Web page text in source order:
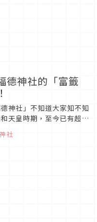
德神社的「富籤
神社」不知道大家知不知
天皇時期，至今已有超過
想要多多增加自己喜歡的
神社